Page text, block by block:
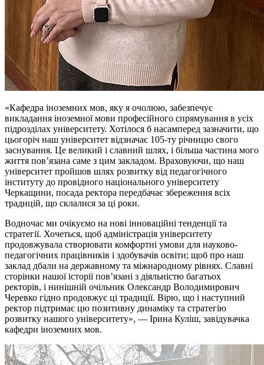
«Кафедра іноземних мов, яку я очолюю, забезпечує
викладання іноземної мови професійного спрямування в усіх
підрозділах університету. Хотілося б насамперед зазначити, що
цьогоріч наш університет відзначає 105-ту річницю свого
заснування. Це великий і славний шлях, і більша частина мого
життя пов’язана саме з цим закладом. Враховуючи, що наш
університет пройшов шлях розвитку від педагогічного
інституту до провідного національного університету
Черкащини, посада ректора передбачає збереження всіх
традицій, що склалися за ці роки.
Водночас ми очікуємо на нові інноваційні тенденції та
стратегії. Хочеться, щоб адміністрація університету
продовжувала створювати комфортні умови для науково-
педагогічних працівників і здобувачів освіти; щоб про наш
заклад дбали на державному та міжнародному рівнях. Славні
сторінки нашої історії пов’язані з діяльністю багатьох
ректорів, і нинішній очільник Олександр Володимирович
Черевко гідно продовжує ці традиції. Вірю, що і наступний
ректор підтримає цю позитивну динаміку та стратегію
розвитку нашого університету», — Ірина Куліш, завідувачка
кафедри іноземних мов.